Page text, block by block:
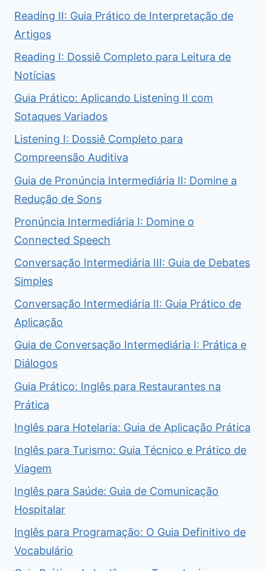
Reading II: Guia Prático de Interpretação de
Artigos
Reading I: Dossiê Completo para Leitura de
Notícias
Guia Prático: Aplicando Listening II com
Sotaques Variados
Listening I: Dossiê Completo para
Compreensão Auditiva
Guia de Pronúncia Intermediária II: Domine a
Redução de Sons
Pronúncia Intermediária I: Domine o
Connected Speech
Conversação Intermediária III: Guia de Debates
Simples
Conversação Intermediária II: Guia Prático de
Aplicação
Guia de Conversação Intermediária I: Prática e
Diálogos
Guia Prático: Inglês para Restaurantes na
Prática
Inglês para Hotelaria: Guia de Aplicação Prática
Inglês para Turismo: Guia Técnico e Prático de
Viagem
Inglês para Saúde: Guia de Comunicação
Hospitalar
Inglês para Programação: O Guia Definitivo de
Vocabulário